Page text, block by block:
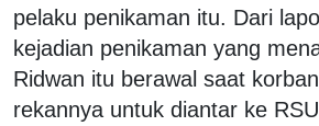
pelaku penikaman itu. Dari
kejadian penikaman yang
Ridwan itu berawal saat
rekannya untuk diantar ke